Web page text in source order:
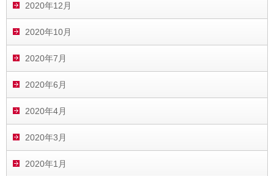
2020年12月
2020年10月
2020年7月
2020年6月
2020年4月
2020年3月
2020年1月